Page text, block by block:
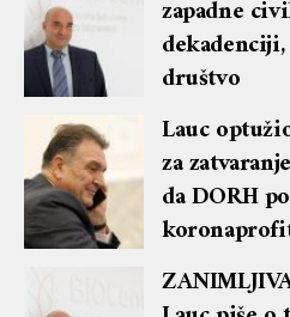
zapadne
društvo
Lauc
za
da DORH